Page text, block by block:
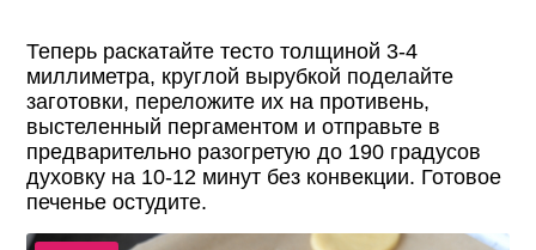
Теперь раскатайте тесто толщиной 3-4
миллиметра, круглой вырубкой поделайте
заготовки, переложите их на противень,
выстеленный пергаментом и отправьте в
предварительно разогретую до 190 градусов
духовку на 10-12 минут без конвекции. Готовое
печенье остудите.